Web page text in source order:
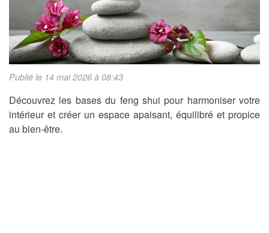
Publié le 14 mai 2026 à 08:43
Découvrez les bases du feng shui pour harmoniser votre
intérieur et créer un espace apaisant, équilibré et propice
au bien-être.